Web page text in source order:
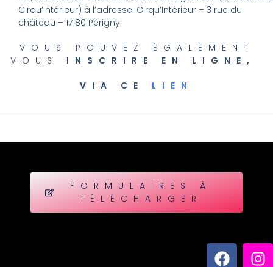
Cirqu’Intérieur) à l’adresse: Cirqu’Intérieur – 3 rue du
château – 17180 Périgny.
VOUS POUVEZ ÉGALEMENT
VOUS INSCRIRE EN LIGNE,
VIA CE LIEN
FORMULAIRES À
TÉLÉCHARGER